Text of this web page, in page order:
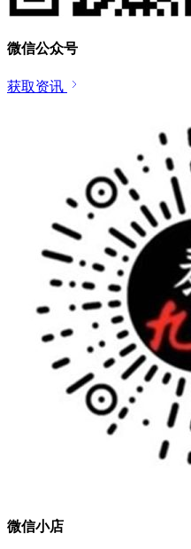
微信公众号
获取资讯
微信小店